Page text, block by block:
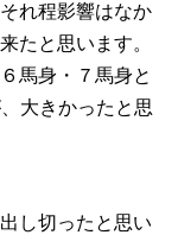
れ程影響はなか
たと思います。
馬身・７馬身と
大きかったと思
し切ったと思い